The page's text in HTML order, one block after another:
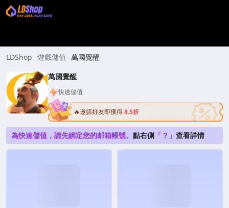
LDShop 遊戲儲值 萬國覺醒
萬國覺醒
快速儲值
🔥邀請好友即獲得8.5折
為快速儲值，請先綁定您的邮箱帳號。 點右側 「？」 查看詳情